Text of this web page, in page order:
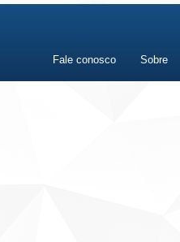
Fale conosco Sobre